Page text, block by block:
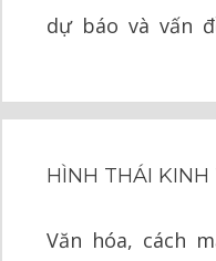
dự báo và vấn
HÌNH THÁI KINH
Văn hóa, cách